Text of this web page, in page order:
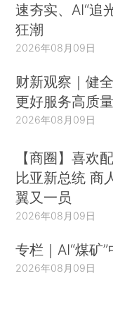
速夯实、AI“追
狂潮
2026年08月09日
财新观察｜健
更好服务高质
2026年08月09日
【商圈】喜欢
比亚新总统 商
翼又一员
2026年08月09日
专栏｜AI“煤矿
2026年08月09日